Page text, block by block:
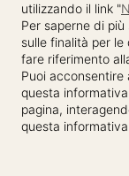
utilizzando il link "
Per saperne di
sulle finalità per
fare riferimento
Puoi acconsentire
questa
pagina,
questa